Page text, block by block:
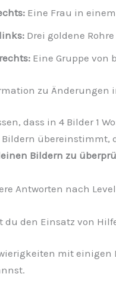
Eine Frau in
Drei goldene
Eine Gruppe von
zu Änderungen
dass in 4 Bilder 1
übereinstimmt,
Bildern zu
Antworten nach
du den Einsatz von
mit einigen